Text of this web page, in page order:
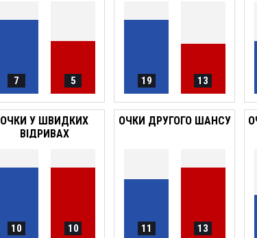
7 5 19 13
ОЧКИ У ШВИДКИХ
ВІДРИВАХ
10 10
ОЧКИ ДРУГОГО ШАНСУ
11 13